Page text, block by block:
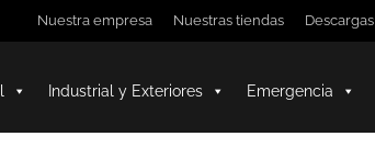
Nuestra empresa Nuestras tiendas Descargas
Industrial y Exteriores Emergencia